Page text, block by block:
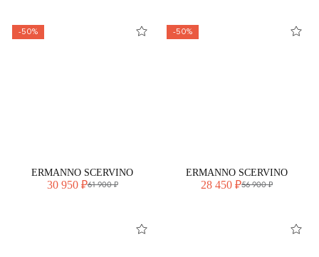
-50%
ERMANNO SCERVINO
30 950 ₽61 900 ₽
-50%
ERMANNO SCERVINO
28 450 ₽56 900 ₽